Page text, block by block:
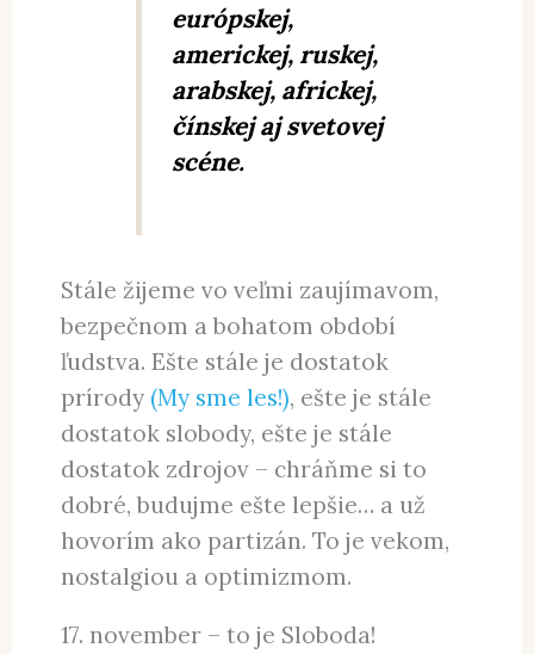
európskej,
americkej, ruskej,
arabskej, africkej,
čínskej aj svetovej
scéne.
Stále žijeme vo veľmi zaujímavom,
bezpečnom a bohatom období
ľudstva. Ešte stále je dostatok
prírody (My sme les!), ešte je stále
dostatok slobody, ešte je stále
dostatok zdrojov – chráňme si to
dobré, budujme ešte lepšie… a už
hovorím ako partizán. To je vekom,
nostalgiou a optimizmom.
17. november – to je Sloboda!